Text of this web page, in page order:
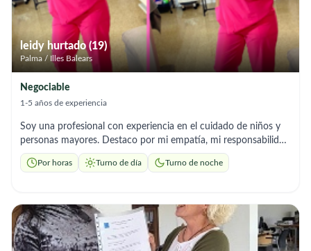
leidy hurtado (19)
Palma / Illes Balears
Negociable
1-5 años de experiencia
Soy una profesional con experiencia en el cuidado de niños y
personas mayores. Destaco por mi empatía, mi responsabilidad
y mi habilidad para la atención al cliente. Promuevo la actividad
física y cognitiva para mejorar la calidad de vida de los
Por horas Turno de día Turno de noche